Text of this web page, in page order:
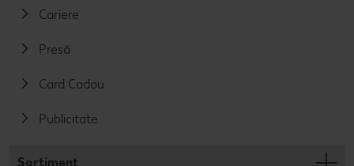
Cariere
Presă
Card Cadou
Publicitate
Sortiment